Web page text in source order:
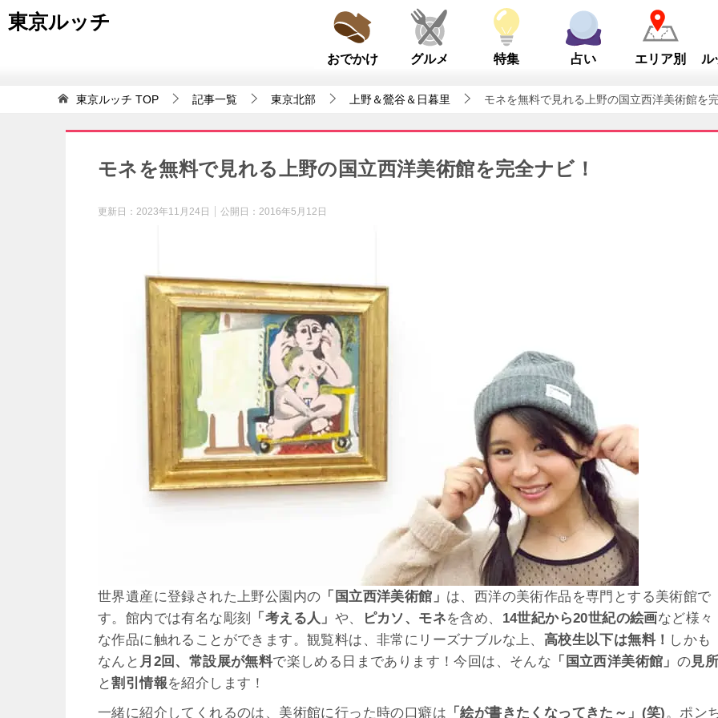
東京ルッチ
おでかけ グルメ 特集 占い エリア別 ル
東京ルッチ TOP 記事一覧 東京北部 上野＆鶯谷＆日暮里 モネを無料で見れる上野の国立西洋美術館を
モネを無料で見れる上野の国立西洋美術館を完全ナビ！
更新日： 2023年11月24日 公開日： 2016年5月12日
世界遺産に登録された上野公園内の 「国立西洋美術館」 は、西洋の美術作品を専門とする美術館で
す。館内では有名な彫刻
「考える人」 や、 ピカソ、モネを含め、 14世紀から20世紀の絵画など様々
な作品に触れることができます。観覧料は、非常にリーズナブルな上、 高校生以下は無料！ しかも
なんと 月2回、常設展が無料で楽しめる日まであります！今回は、そんな 「国立西洋美術館」 の見
と割引情報を紹介します！
一緒に紹介してくれるのは、美術館に行った時の口癖は 「絵が書きたくなってきた～」(笑)。ポン